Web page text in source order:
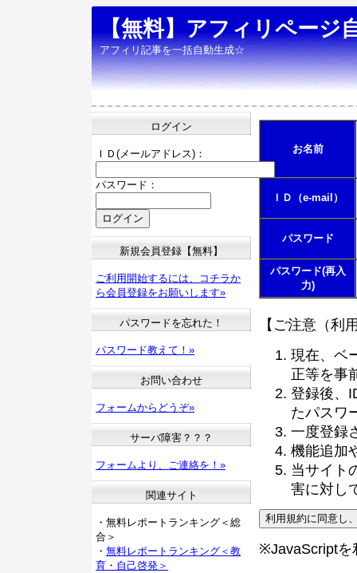
【無料】アフィリページ
アフィリ記事を一括自動生成☆
お名前
ＩＤ（e-mail）
パスワード
パスワード(再入
力)
【ご注意（利
現在、ベ
正等を事
登録後、
たパスワ
一度登録
機能追加
当サイト
害に対し
※JavaScriptを
ログイン
ＩＤ(メールアドレス)：
パスワード：
新規会員登録【無料】
ご利用開始するには、コチラか
ら会員登録をお願いします»
パスワードを忘れた！
パスワード教えて！»
お問い合わせ
フォームからどうぞ»
サーバ障害？？？
フォームより、ご連絡を！»
関連サイト
・無料レポートランキング＜総
合＞
・ 無料レポートランキング＜教
育・自己啓発＞